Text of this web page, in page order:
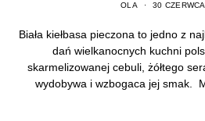
OLA 30
Biała kiełbasa pieczona to jedno z
dań wielkanocnych kuchni
skarmelizowanej cebuli, żółtego
wydobywa i wzbogaca jej smak.